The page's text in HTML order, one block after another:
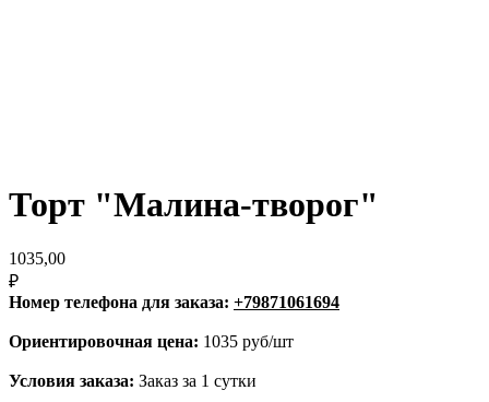
Торт "Малина-творог"
1035,00
₽
Номер телефона для заказа: +79871061694
Ориентировочная цена: 1035 руб/шт
Условия заказа: Заказ за 1 сутки